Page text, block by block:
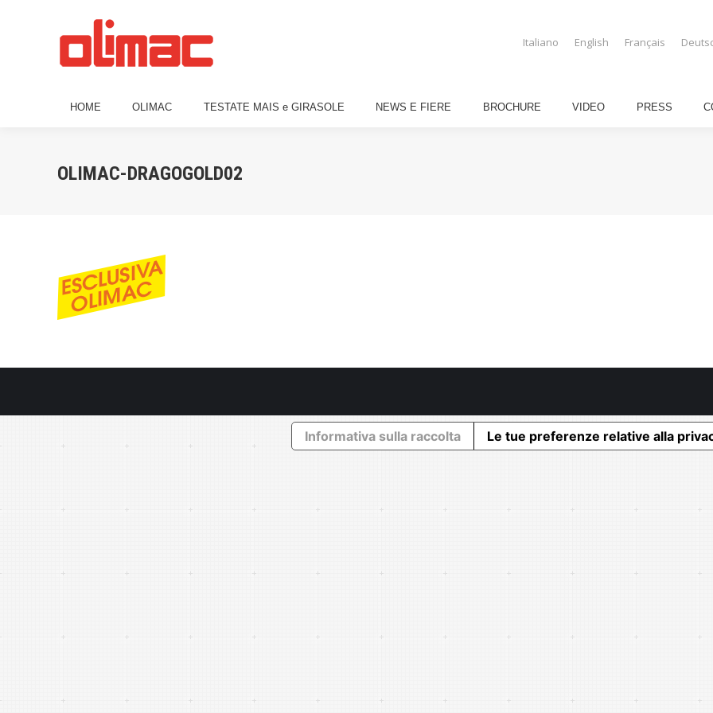
Italiano English Français
HOME OLIMAC TESTATE MAIS e GIRASOLE NEWS E FIERE BROCHURE VIDEO PRESS
OLIMAC-DRAGOGOLD02
HOME OLIMAC
Informativa sulla raccolta Le tue preferenze relative alla